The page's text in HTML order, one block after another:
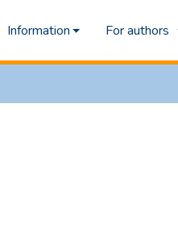
Information For authors